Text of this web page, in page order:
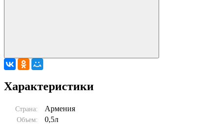
Характеристики
Страна: Армения
Объем: 0,5л